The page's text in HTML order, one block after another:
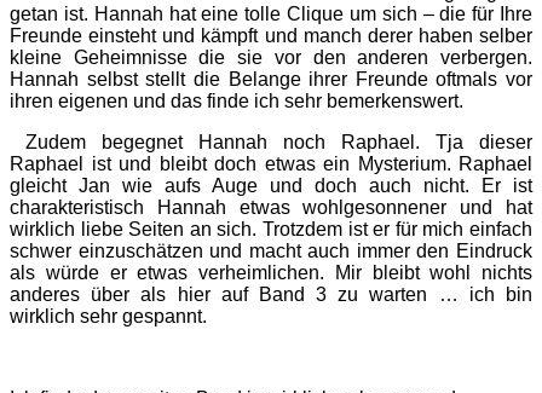
getan ist. Hannah hat eine tolle Clique um sich – die für Ihre
Freunde einsteht und kämpft und manch derer haben selber
kleine Geheimnisse die sie vor den anderen verbergen.
Hannah selbst stellt die Belange ihrer Freunde oftmals vor
ihren eigenen und das finde ich sehr bemerkenswert.
Zudem begegnet Hannah noch Raphael. Tja dieser
Raphael ist und bleibt doch etwas ein Mysterium. Raphael
gleicht Jan wie aufs Auge und doch auch nicht. Er ist
charakteristisch Hannah etwas wohlgesonnener und hat
wirklich liebe Seiten an sich. Trotzdem ist er für mich einfach
schwer einzuschätzen und macht auch immer den Eindruck
als würde er etwas verheimlichen. Mir bleibt wohl nichts
anderes über als hier auf Band 3 zu warten … ich bin
wirklich sehr gespannt.